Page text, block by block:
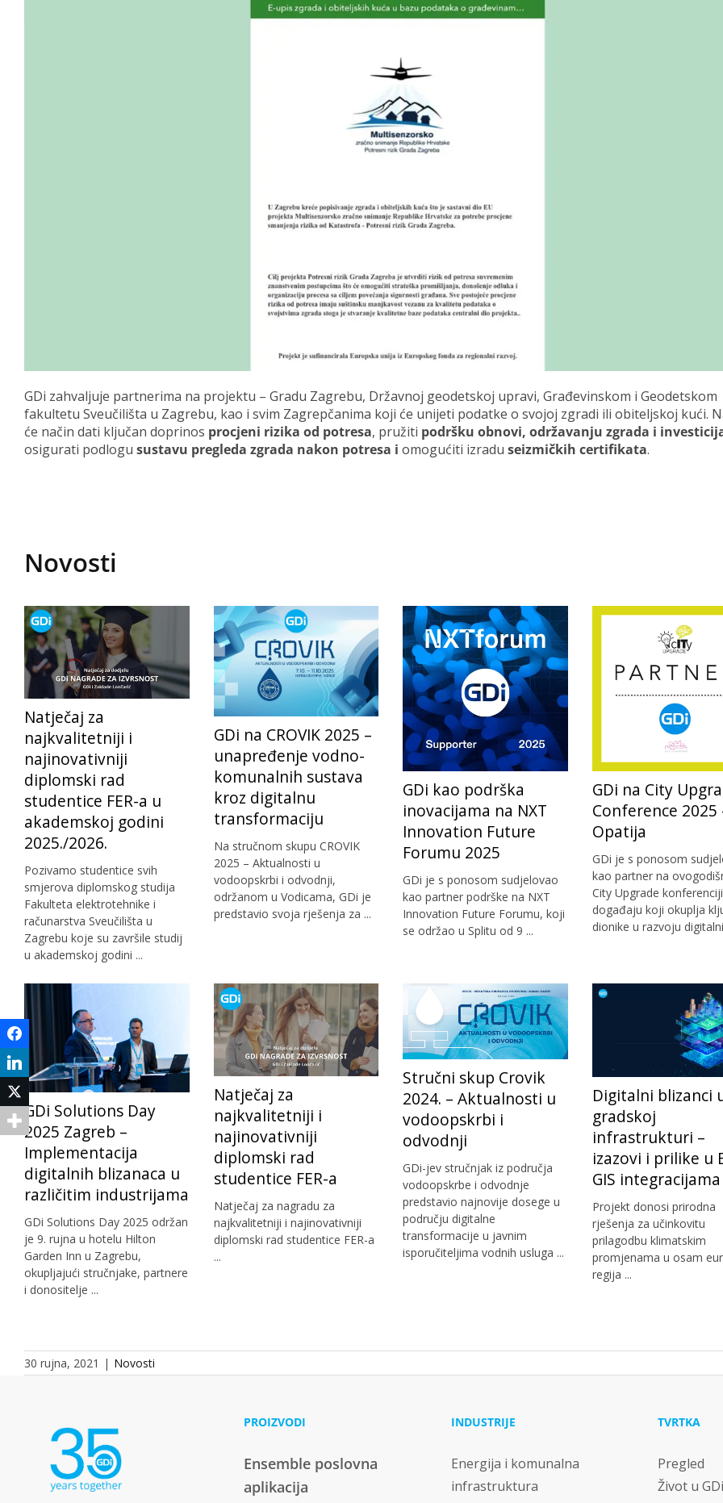
GDi zahvaljuje partnerima na projektu – Gradu Zagrebu, Državnoj geodetskoj upravi, Građevinskom i Geodetskom
fakultetu Sveučilišta u Zagrebu, kao i svim Zagrepčanima koji će unijeti podatke o svojoj zgradi ili obiteljskoj kući.
će način dati ključan doprinos procjeni rizika od potresa, pružiti podršku obnovi, održavanju zgrada i
osigurati podlogu sustavu pregleda zgrada nakon potresa i omogućiti izradu seizmičkih certifikata.
Novosti
Natječaj za
najkvalitetniji i
najinovativniji
diplomski rad
studentice FER-a u
akademskoj godini
2025./2026.
Pozivamo studentice svih
smjerova diplomskog studija
Fakulteta elektrotehnike i
računarstva Sveučilišta u
Zagrebu koje su završile studij
u akademskoj godini ...
GDi na CROVIK 2025 –
unapređenje vodno-
komunalnih sustava
kroz digitalnu
transformaciju
Na stručnom skupu CROVIK
2025 – Aktualnosti u
vodoopskrbi i odvodnji,
održanom u Vodicama, GDi je
predstavio svoja rješenja za ...
GDi kao podrška
inovacijama na NXT
Innovation Future
Forumu 2025
GDi je s ponosom sudjelovao
kao partner podrške na NXT
Innovation Future Forumu, koji
se održao u Splitu od 9 ...
GDi na City
Conference 2025
Opatija
GDi je s ponosom
kao partner na
City Upgrade
događaju koji okuplja
dionike u razvoju
GDi Solutions Day
2025 Zagreb –
Implementacija
digitalnih blizanaca u
različitim industrijama
GDi Solutions Day 2025 održan
je 9. rujna u hotelu Hilton
Garden Inn u Zagrebu,
okupljajući stručnjake, partnere
i donositelje ...
Natječaj za
najkvalitetniji i
najinovativniji
diplomski rad
studentice FER-a
Natječaj za nagradu za
najkvalitetniji i najinovativniji
diplomski rad studentice FER-a
...
Stručni skup Crovik
2024. – Aktualnosti u
vodoopskrbi i
odvodnji
GDi-jev stručnjak iz područja
vodoopskrbe i odvodnje
predstavio najnovije dosege u
području digitalne
transformacije u javnim
isporučiteljima vodnih usluga ...
Digitalni blizanci
gradskoj
infrastrukturi –
izazovi i prilike u
GIS integracijama
Projekt donosi prirodna
rješenja za učinkovitu
prilagodbu klimatskim
promjenama u osam
regija ...
30 rujna, 2021 | Novosti
PROIZVODI
Ensemble poslovna
aplikacija
INDUSTRIJE
Energija i komunalna
infrastruktura
TVRTKA
Pregled
Život u GDi
Facebook
LinkedIn
Twitter